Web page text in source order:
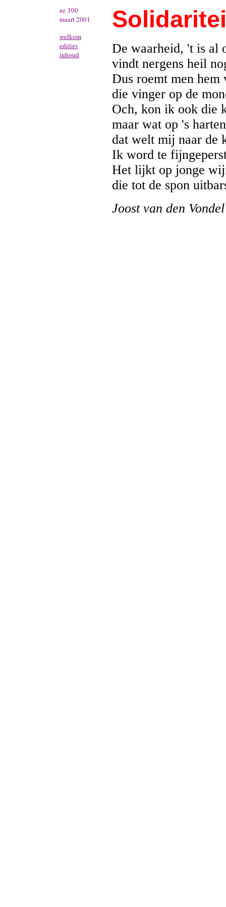
nr. 100
maart 2001
welkom
edities
inhoud
De waarheid, 't is al
vindt nergens heil
Dus roemt men hem
die vinger op de
Och, kon ik ook die
maar wat op 's
dat welt mij naar de
Ik word te
Het lijkt op jonge
die tot de spon
Joost van den Vondel